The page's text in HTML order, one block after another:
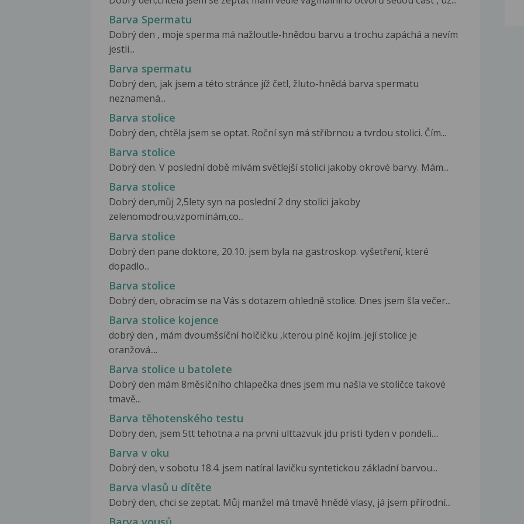
Barva Spermatu
Dobrý den , moje sperma má nažloutle-hnědou barvu a trochu zapáchá a nevím
jestli...
Barva spermatu
Dobrý den, jak jsem a této stránce jíž četl, žluto-hnědá barva spermatu
neznamená...
Barva stolice
Dobrý den, chtěla jsem se optat. Roční syn má stříbrnou a tvrdou stolici. Čím...
Barva stolice
Dobrý den. V poslední době mívám světlejší stolici jakoby okrové barvy. Mám...
Barva stolice
Dobrý den,můj 2,5lety syn na poslední 2 dny stolici jakoby
zelenomodrou,vzpomínám,co...
Barva stolice
Dobrý den pane doktore, 20.10. jsem byla na gastroskop. vyšetření, které
dopadlo...
Barva stolice
Dobrý den, obracím se na Vás s dotazem ohledně stolice. Dnes jsem šla večer...
Barva stolice kojence
dobrý den , mám dvoumšsíční holčičku ,kterou plně kojím. její stolice je
oranžová....
Barva stolice u batolete
Dobrý den mám 8měsíčního chlapečka dnes jsem mu našla ve stoličce takové
tmavě...
Barva těhotenského testu
Dobry den, jsem 5tt tehotna a na prvni ulttazvuk jdu pristi tyden v pondeli....
Barva v oku
Dobrý den, v sobotu 18.4. jsem natíral lavičku syntetickou základní barvou...
Barva vlasů u dítěte
Dobrý den, chci se zeptat. Můj manžel má tmavě hnědé vlasy, já jsem přírodní...